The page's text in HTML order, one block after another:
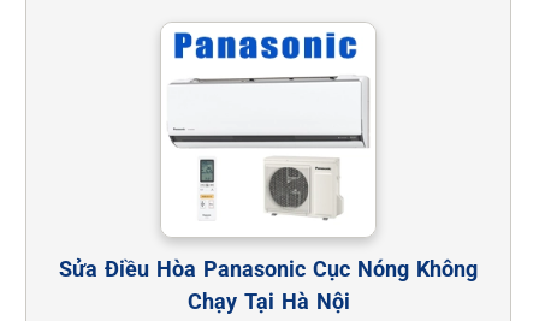
Sửa Điều Hòa Panasonic Cục Nóng Không
Chạy Tại Hà Nội